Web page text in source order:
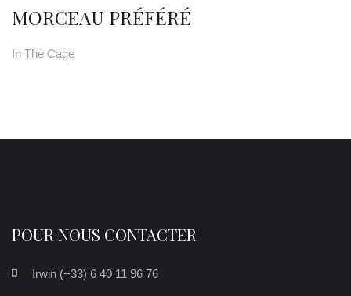
MORCEAU PRÉFÉRÉ
In The Cage
POUR NOUS CONTACTER
Irwin (+33) 6 40 11 96 76